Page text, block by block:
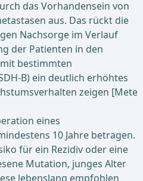
das Vorhandensein von
aus. Das rückt die
Nachsorge im Verlauf
der Patienten in den
bestimmten
B) ein deutlich erhöhtes
zeigen [Mete
eines
10 Jahre betragen.
für ein Rezidiv oder eine
Mutation, junges Alter
lebenslang empfohlen